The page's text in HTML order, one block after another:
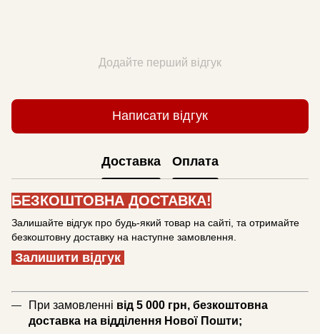
Додайте перший відгук
Написати відгук
Доставка Оплата
БЕЗКОШТОВНА ДОСТАВКА!
Залишайте відгук про будь-який товар на сайті, та отримайте
безкоштовну доставку на наступне замовлення.
Залишити відгук
При замовленні від 5 000 грн, безкоштовна
доставка на відділення Нової Пошти;